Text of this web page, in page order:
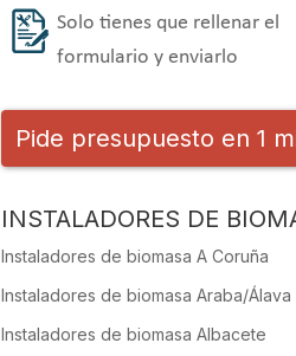
Solo tienes que rellenar el
formulario y enviarlo
Pide presupuesto en 1
INSTALADORES DE
Instaladores de biomasa A Coruña
Instaladores de biomasa Araba/Álava
Instaladores de biomasa Albacete